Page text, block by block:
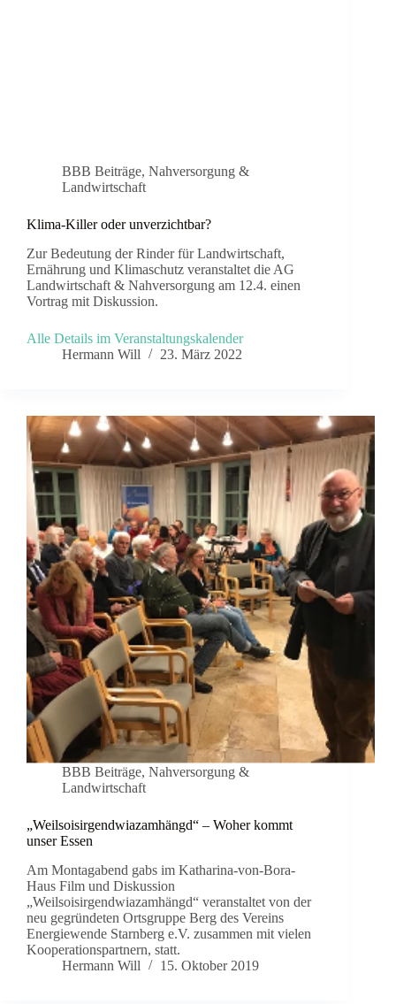
BBB Beiträge, Nahversorgung &
Landwirtschaft
Klima-Killer oder unverzichtbar?
Zur Bedeutung der Rinder für Landwirtschaft,
Ernährung und Klimaschutz veranstaltet die AG
Landwirtschaft & Nahversorgung am 12.4. einen
Vortrag mit Diskussion.
Alle Details im Veranstaltungskalender
Hermann Will
23. März 2022
BBB Beiträge, Nahversorgung &
Landwirtschaft
„Weilsoisirgendwiazamhängd“ – Woher kommt
unser Essen
Am Montagabend gabs im Katharina-von-Bora-
Haus Film und Diskussion
„Weilsoisirgendwiazamhängd“ veranstaltet von der
neu gegründeten Ortsgruppe Berg des Vereins
Energiewende Starnberg e.V. zusammen mit vielen
Kooperationspartnern, statt.
Hermann Will
15. Oktober 2019